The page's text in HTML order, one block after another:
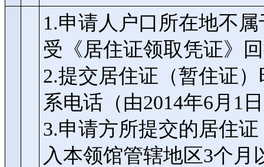
1.申请人户口所在地不
受《居住证领取凭证》
2.提交居住证（暂住证
系电话（由2014年6月1
3.申请方所提交的居住
入本领馆管辖地区3个月